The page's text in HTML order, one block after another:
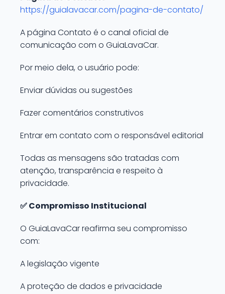
https://guialavacar.com/pagina-de-contato/
A página Contato é o canal oficial de
comunicação com o GuiaLavaCar.
Por meio dela, o usuário pode:
Enviar dúvidas ou sugestões
Fazer comentários construtivos
Entrar em contato com o responsável editorial
Todas as mensagens são tratadas com
atenção, transparência e respeito à
privacidade.
✅ Compromisso Institucional
O GuiaLavaCar reafirma seu compromisso
com:
A legislação vigente
A proteção de dados e privacidade